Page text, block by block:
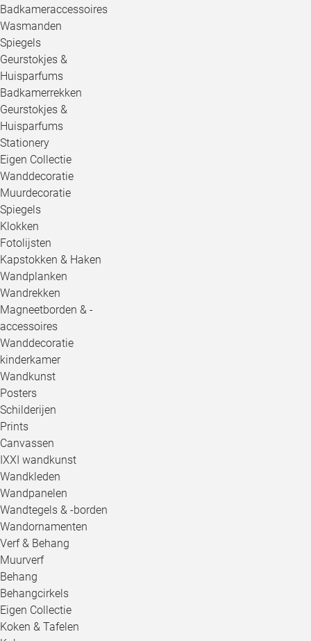
Badkameraccessoires
Wasmanden
Spiegels
Geurstokjes &
Huisparfums
Badkamerrekken
Geurstokjes &
Huisparfums
Stationery
Eigen Collectie
Wanddecoratie
Muurdecoratie
Spiegels
Klokken
Fotolijsten
Kapstokken & Haken
Wandplanken
Wandrekken
Magneetborden & -
accessoires
Wanddecoratie
kinderkamer
Wandkunst
Posters
Schilderijen
Prints
Canvassen
IXXI wandkunst
Wandkleden
Wandpanelen
Wandtegels & -borden
Wandornamenten
Verf & Behang
Muurverf
Behang
Behangcirkels
Eigen Collectie
Koken & Tafelen